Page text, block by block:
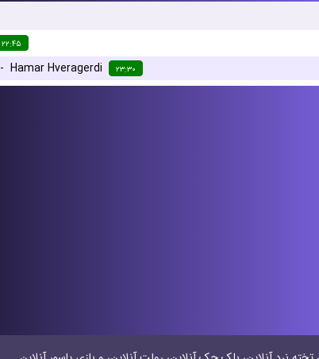
۲۲:۴۵
- Hamar Hveragerdi ۲۳:۳۰